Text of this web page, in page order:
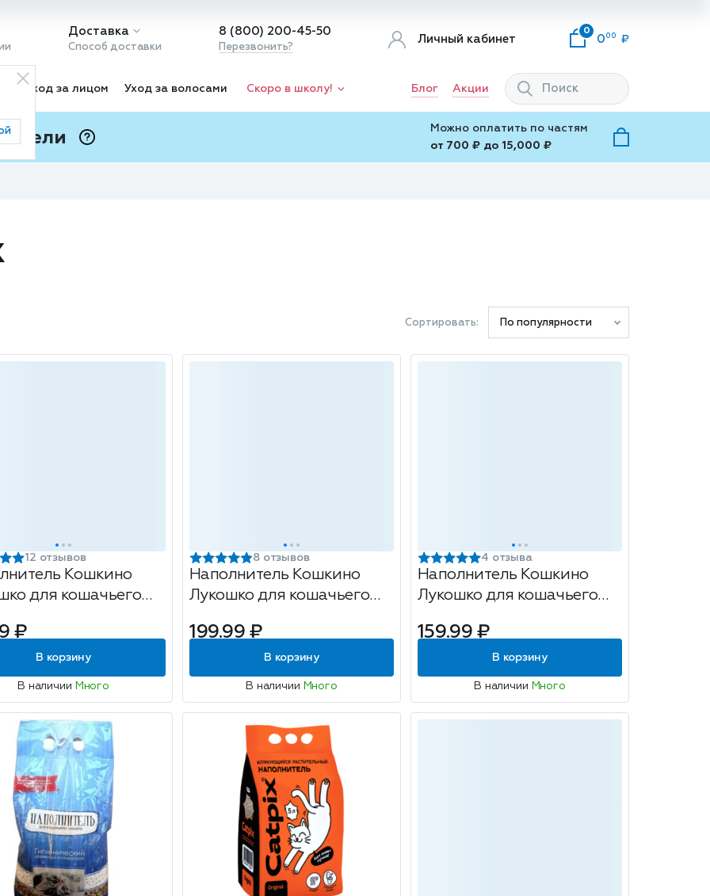
Доставка
Способ доставки
8 (800) 200-45-50
Перезвонить?
Личный кабинет
0
0 00
Уход за лицом Уход за волосами Скоро в школу! Блог Акции
Можно оплатить по частям
от 700 ₽ до 15,000 ₽
Сортировать: По популярности
12 отзывов
Кошкино
для кошачьего
₽
В корзину
В наличии Много
8 отзывов
Наполнитель Кошкино
Лукошко для кошачьего
199.99 ₽
В корзину
В наличии Много
4 отзыва
Наполнитель Кошкино
Лукошко для кошачьего
159.99 ₽
В корзину
В наличии Много